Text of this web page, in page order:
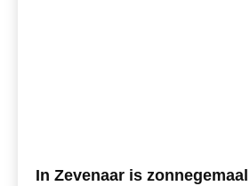
In Zevenaar is